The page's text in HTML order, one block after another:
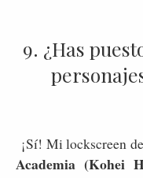
9. ¿Has
¡Sí! Mi lockscreen
Academia (Kohei